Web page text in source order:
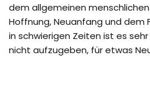
dem allgemeinen
Hoffnung, Neuanfang und dem
in schwierigen Zeiten ist es
nicht aufzugeben, für etwas